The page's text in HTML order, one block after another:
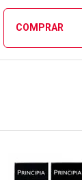
COMPRAR
AOS